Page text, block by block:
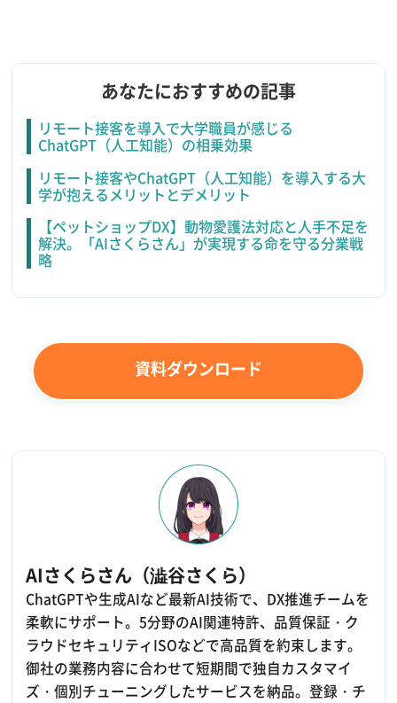
あなたにおすすめの記事
リモート接客を導入で大学職員が感じる
ChatGPT（人工知能）の相乗効果
リモート接客やChatGPT（人工知能）を導入する大
学が抱えるメリットとデメリット
【ペットショップDX】動物愛護法対応と人手不足を
解決。「AIさくらさん」が実現する命を守る分業戦
略
資料ダウンロード
AIさくらさん（澁谷さくら）
ChatGPTや生成AIなど最新AI技術で、DX推進チームを
柔軟にサポート。5分野のAI関連特許、品質保証・ク
ラウドセキュリティISOなどで高品質を約束します。
御社の業務内容に合わせて短期間で独自カスタマイ
ズ・個別チューニングしたサービスを納品。登録・チ